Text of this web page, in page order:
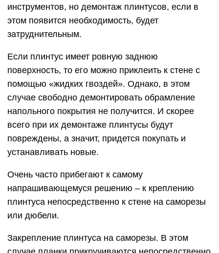
инструментов, но демонтаж плинтусов, если в
этом появится необходимость, будет
затруднительным.
Если плинтус имеет ровную заднюю
поверхность, то его можно приклеить к стене с
помощью «жидких гвоздей». Однако, в этом
случае свободно демонтировать обрамление
напольного покрытия не получится. И скорее
всего при их демонтаже плинтусы будут
повреждены, а значит, придется покупать и
устанавливать новые.
Очень часто прибегают к самому
напрашивающемуся решению – к креплению
плинтуса непосредственно к стене на саморезы
или дюбели.
Закрепление плинтуса на саморезы. В этом